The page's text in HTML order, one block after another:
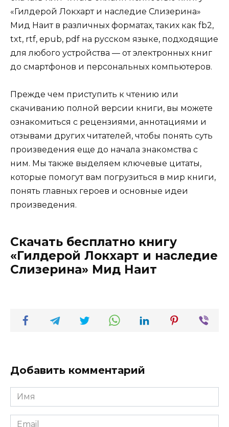
«Гилдерой Локхарт и наследие Слизерина»
Мид Наит в различных форматах, таких как fb2,
txt, rtf, epub, pdf на русском языке, подходящие
для любого устройства — от электронных книг
до смартфонов и персональных компьютеров.
Прежде чем приступить к чтению или
скачиванию полной версии книги, вы можете
ознакомиться с рецензиями, аннотациями и
отзывами других читателей, чтобы понять суть
произведения еще до начала знакомства с
ним. Мы также выделяем ключевые цитаты,
которые помогут вам погрузиться в мир книги,
понять главных героев и основные идеи
произведения.
Скачать бесплатно книгу
«Гилдерой Локхарт и наследие
Слизерина» Мид Наит
Добавить комментарий
Имя
*
Email